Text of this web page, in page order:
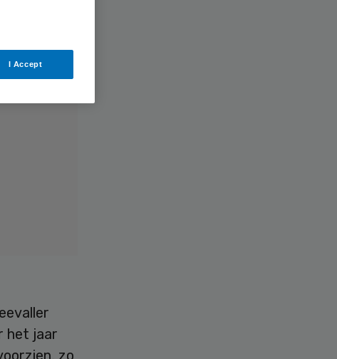
het jaar
zo
I Accept